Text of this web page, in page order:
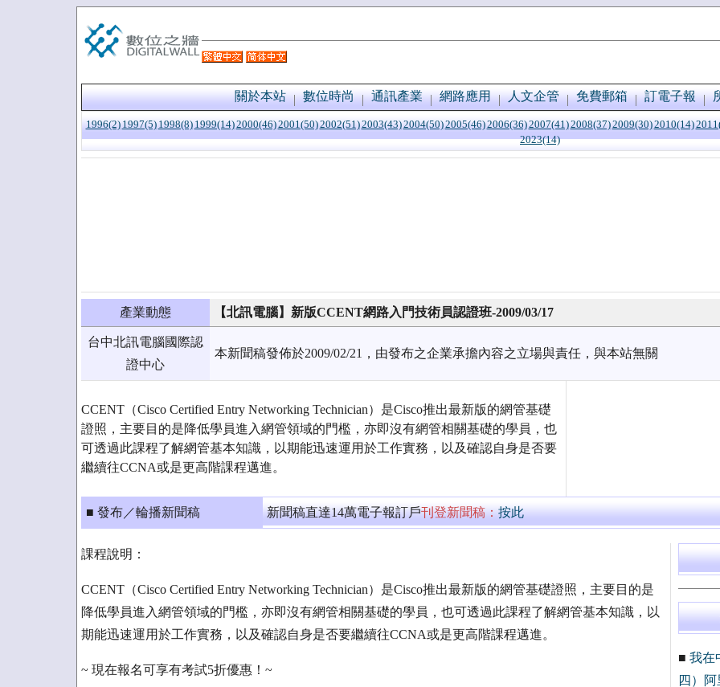
關於本站 數位時尚 通訊產業 網路應用 人文企管 免費郵箱 訂電子報
1996(2) 1997(5) 1998(8) 1999(14)2000(46)2001(50)2002(51)2003(43)2004(50)2005(46)2006(36)2007(41)2008(37)2009(30)2010(14)
2023(14)
產業動態 【北訊電腦】新版CCENT網路入門技術員認證班-2009/03/17
台中北訊電腦國際認
證中心
本新聞稿發佈於2009/02/21，由發布之企業承擔內容之立場與責任，與本站無關
CCENT（Cisco Certified Entry Networking Technician）是Cisco推出最新版的網管基礎
證照，主要目的是降低學員進入網管領域的門檻，亦即沒有網管相關基礎的學員，也
可透過此課程了解網管基本知識，以期能迅速運用於工作實務，以及確認自身是否要
繼續往CCNA或是更高階課程邁進。
■ 發布／輪播新聞稿 新聞稿直達14萬電子報訂戶刊登新聞稿：按此
課程說明：
CCENT（Cisco Certified Entry Networking Technician）是Cisco推出最新版的網管基礎證照，主要目的是
降低學員進入網管領域的門檻，亦即沒有網管相關基礎的學員，也可透過此課程了解網管基本知識，以
期能迅速運用於工作實務，以及確認自身是否要繼續往CCNA或是更高階課程邁進。
~ 現在報名可享有考試5折優惠！~
■ 我在
四）